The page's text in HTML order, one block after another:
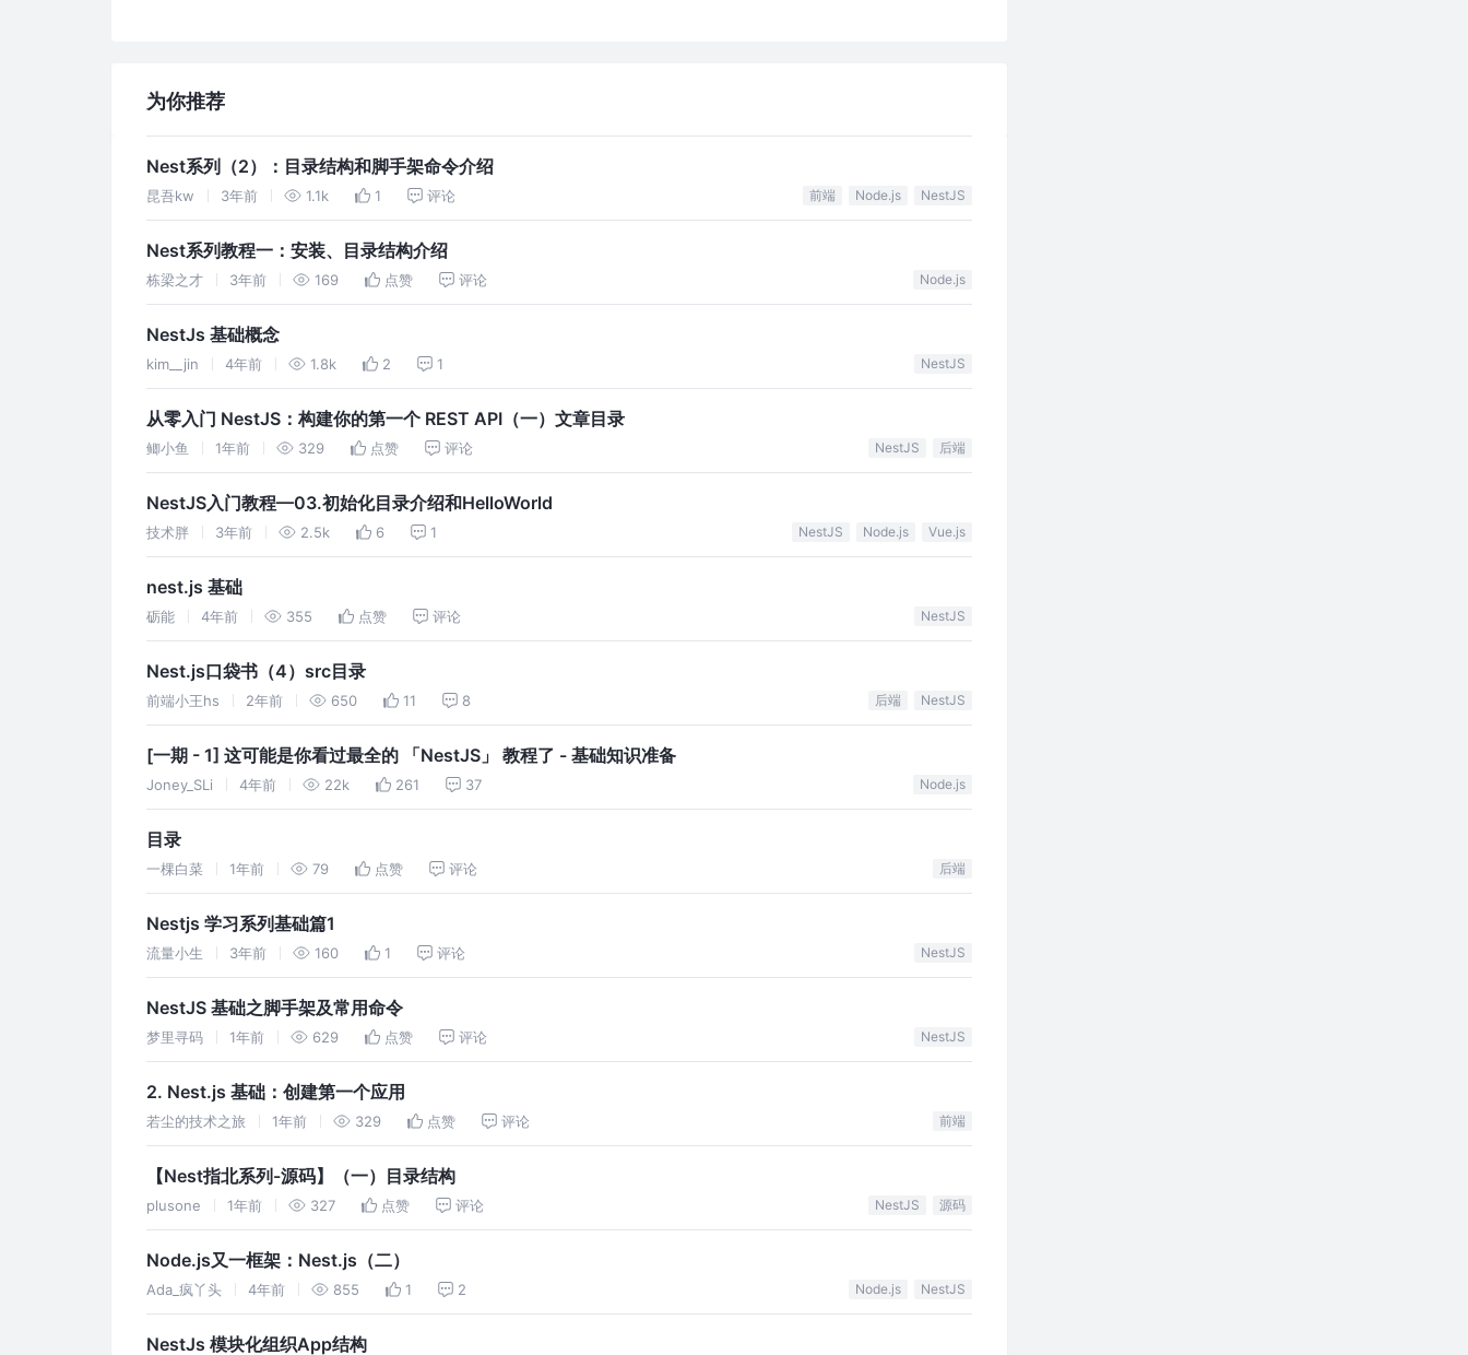
为你推荐
Nest系列（2）：目录结构和脚手架命令介绍
昆吾kw 3年前 1.1k 1 评论 前端 Node.js NestJS
Nest系列教程一：安装、目录结构介绍
栋梁之才 3年前 169 点赞 评论 Node.js
NestJs 基础概念
kim__jin 4年前 1.8k 2 1 NestJS
从零入门 NestJS：构建你的第一个 REST API（一）文章目录
鲫小鱼 1年前 329 点赞 评论 NestJS 后端
NestJS入门教程—03.初始化目录介绍和HelloWorld
技术胖 3年前 2.5k 6 1 NestJS Node.js Vue.js
nest.js 基础
砺能 4年前 355 点赞 评论 NestJS
Nest.js口袋书（4）src目录
前端小王hs 2年前 650 11 8 后端 NestJS
[一期 - 1] 这可能是你看过最全的 「NestJS」 教程了 - 基础知识准备
Joney_SLi 4年前 22k 261 37 Node.js
目录
一棵白菜 1年前 79 点赞 评论 后端
Nestjs 学习系列基础篇1
流量小生 3年前 160 1 评论 NestJS
NestJS 基础之脚手架及常用命令
梦里寻码 1年前 629 点赞 评论 NestJS
2. Nest.js 基础：创建第一个应用
若尘的技术之旅 1年前 329 点赞 评论 前端
【Nest指北系列-源码】（一）目录结构
plusone 1年前 327 点赞 评论 NestJS 源码
Node.js又一框架：Nest.js（二）
Ada_疯丫头 4年前 855 1 2 Node.js NestJS
NestJs 模块化组织App结构